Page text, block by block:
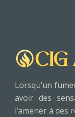
Lorsqu’un
avoir des
l’amener à des